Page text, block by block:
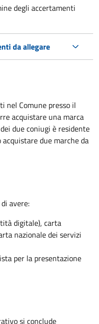
degli accertamenti
da allegare
nel Comune presso il
acquistare una marca
due coniugi è residente
due marche da
avere:
digitale), carta
nazionale dei servizi
per la presentazione
si conclude